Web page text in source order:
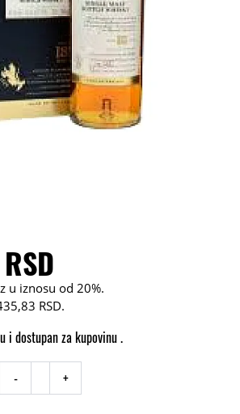
u iznosu od 20%.
RSD.
i dostupan za kupovinu .
- +